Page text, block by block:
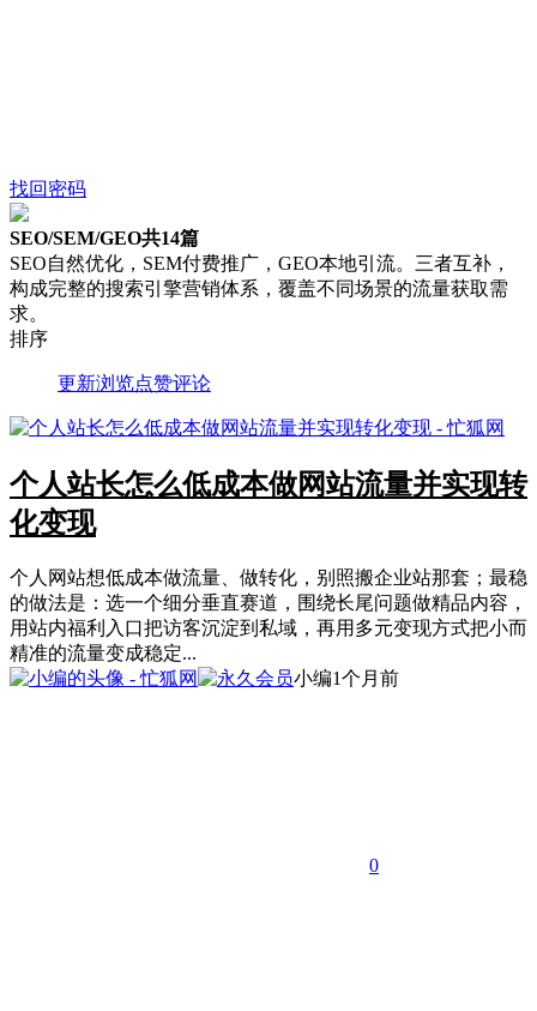
找回密码
SEO/SEM/GEO共14篇
SEO自然优化，SEM付费推广，GEO本地引流。三者互补，
构成完整的搜索引擎营销体系，覆盖不同场景的流量获取需
求。
排序
更新浏览点赞评论
个人站长怎么低成本做网站流量并实现转
化变现
个人网站想低成本做流量、做转化，别照搬企业站那套；最稳
的做法是：选一个细分垂直赛道，围绕长尾问题做精品内容，
用站内福利入口把访客沉淀到私域，再用多元变现方式把小而
精准的流量变成稳定...
小编1个月前
0